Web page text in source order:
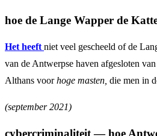
hoe de Lange Wapper de
Het heeft niet veel gescheeld of de
van de Antwerpse haven afgesloten
Althans voorhoge masten, die men in
(september 2021)
cybercriminaliteit — hoe